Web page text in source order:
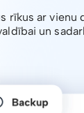
rīkus ar vienu
un